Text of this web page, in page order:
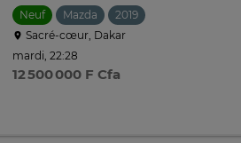
Neuf Mazda
2019
Sacré-cœur, Dakar
mardi, 22:28
12 500 000 F Cfa